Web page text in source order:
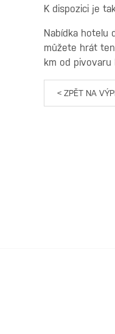
K dispozici je
Nabídka hotelu
můžete hrát
km od
< ZPĚT NA